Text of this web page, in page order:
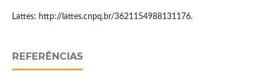
Lattes: http://lattes.cnpq.br/3621154988131176.
REFERÊNCIAS